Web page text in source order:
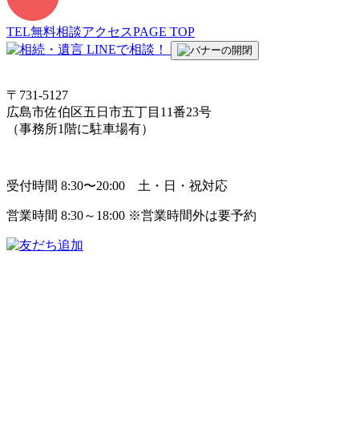
TEL無料相談アクセスPAGE TOP
〒731-5127
広島市佐伯区五日市五丁目11番23号
（事務所1階に駐車場有）
受付時間 8:30〜20:00 土・日・祝対応
営業時間 8:30～18:00 ※営業時間外は要予約